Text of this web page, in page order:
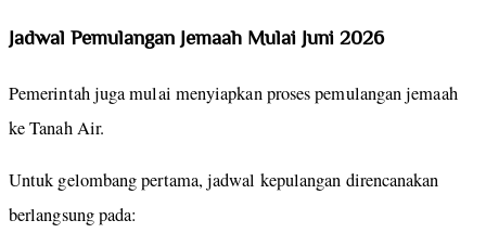
Jadwal Pemulangan Jemaah Mulai Juni 2026
Pemerintah juga mulai menyiapkan proses pemulangan jemaah
ke Tanah Air.
Untuk gelombang pertama, jadwal kepulangan direncanakan
berlangsung pada: